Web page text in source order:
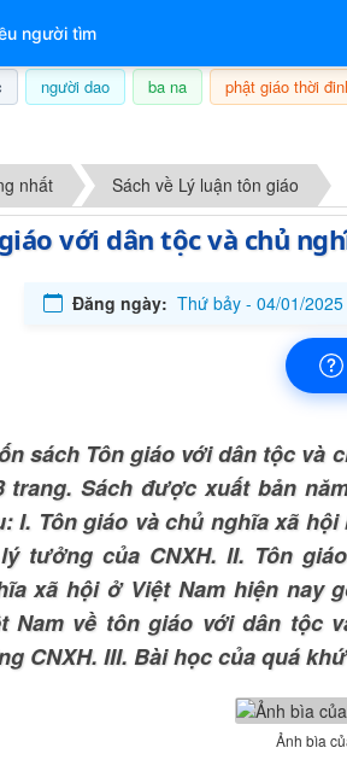
người tìm
người dao ba na phật giáo thời
nhất Sách về Lý luận tôn giáo
với dân tộc và chủ
Đăng ngày: Thứ bảy - 04/01/
sách Tôn giáo với dân tộc
trang. Sách được xuất bản
I. Tôn giáo và chủ nghĩa xã
tưởng của CNXH. II. Tôn
xã hội ở Việt Nam hiện nay
Nam về tôn giáo với dân tộc
CNXH. III. Bài học của quá
Ảnh bìa